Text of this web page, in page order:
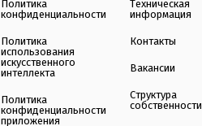
Политика
конфиденциальности
Политика
использования
искусственного
интеллекта
Политика
конфиденциальности
приложения
Техническая
информация
Контакты
Вакансии
Структура
собственности